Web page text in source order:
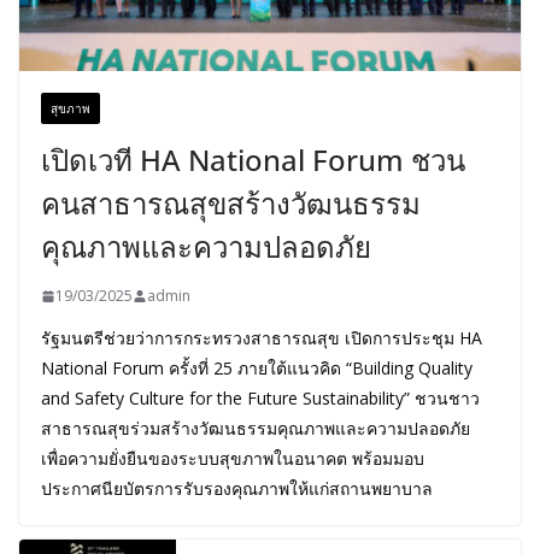
สุขภาพ
เปิดเวที HA National Forum ชวน
คนสาธารณสุขสร้างวัฒนธรรม
คุณภาพและความปลอดภัย
19/03/2025 admin
รัฐมนตรีช่วยว่าการกระทรวงสาธารณสุข เปิดการประชุม HA
National Forum ครั้งที่ 25 ภายใต้แนวคิด “Building Quality
and Safety Culture for the Future Sustainability” ชวนชาว
สาธารณสุขร่วมสร้างวัฒนธรรมคุณภาพและความปลอดภัย
เพื่อความยั่งยืนของระบบสุขภาพในอนาคต พร้อมมอบ
ประกาศนียบัตรการรับรองคุณภาพให้แก่สถานพยาบาล